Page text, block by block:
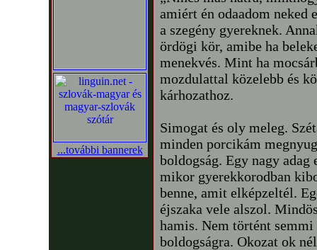
...további bannerek
amiért én odaadom neked
a szegény gyereknek.
ördögi kör, amibe ha
menekvés. Mint ha
mozdulattal közelebb és
kárhozathoz.
Simogat és oly meleg.
minden porcikám
boldogság. Egy nagy
mikor gyerekkorodban
benne, amit elképzeltél.
éjszaka vele alszol.
hamis. Nem történt
boldogságra. Okozat ok